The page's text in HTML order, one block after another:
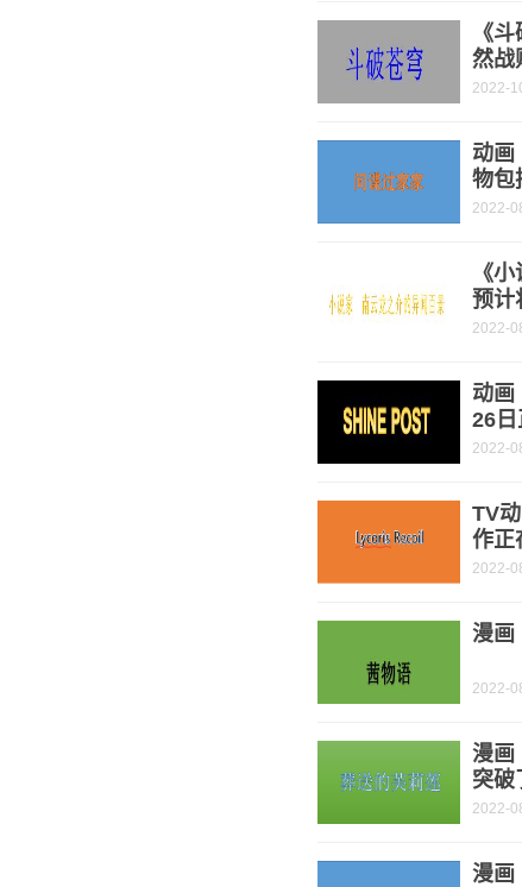
《
然战
2022-
动画
物包
2022-
《
预计
2022-
动画
26日
2022-
TV
作正
2022-
漫画
2022-
漫画
突破
2022-
漫画